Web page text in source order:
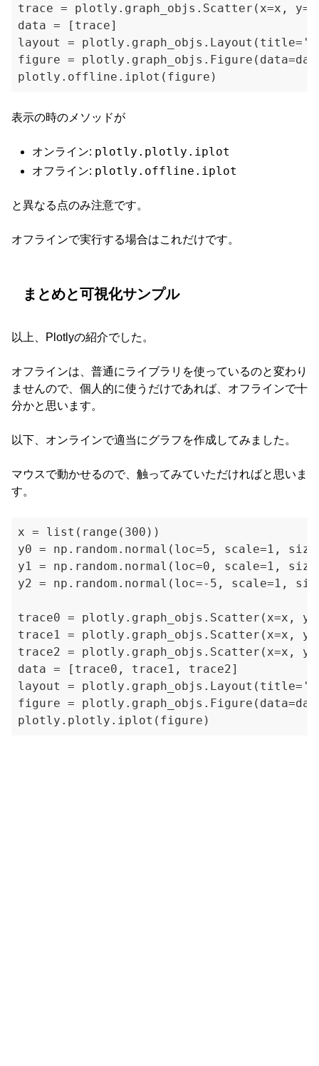
trace = plotly.graph_objs.Scatter(x=x,
data = [trace]
layout =
figure =
表示の時のメソッドが
オンライン: plotly.plotly.iplot
オフライン: plotly.offline.iplot
と異なる点のみ注意です。
オフラインで実行する場合はこれだけです。
まとめと可視化サンプル
以上、Plotlyの紹介でした。
オフラインは、普通にライブラリを使っているのと変わり
ませんので、個人的に使うだけであれば、オフラインで十
分かと思います。
以下、オンラインで適当にグラフを作成してみました。
マウスで動かせるので、触ってみていただければと思いま
す。
x = list(range(300))
y0 = np.random.normal(loc=5, scale=1,
y1 = np.random.normal(loc=0, scale=1,
y2 = np.random.normal(loc=-5, scale=1,
trace0 = plotly.graph_objs.Scatter(x=x,
trace1 = plotly.graph_objs.Scatter(x=x,
trace2 = plotly.graph_objs.Scatter(x=x,
data = [trace0, trace1, trace2]
layout =
figure =